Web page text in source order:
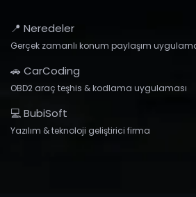
📍 Neredeler
Gerçek zamanlı konum paylaşım
🚗 CarCoding
OBD2 araç teşhis & kodlama uygulaması
💻 BubiSoft
Yazılım & teknoloji geliştirici firma